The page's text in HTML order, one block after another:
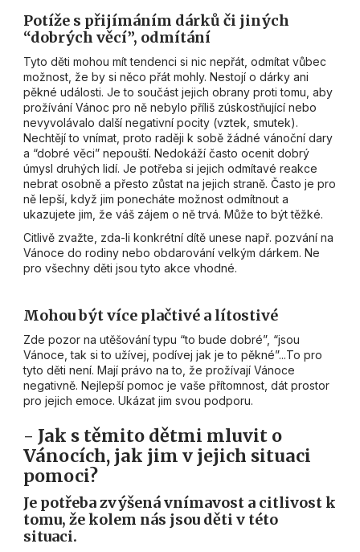
Potíže s přijímáním dárků či jiných
“dobrých věcí”, odmítání
Tyto děti mohou mít tendenci si nic nepřát, odmítat vůbec
možnost, že by si něco přát mohly. Nestojí o dárky ani
pěkné události. Je to součást jejich obrany proti tomu, aby
prožívání Vánoc pro ně nebylo příliš zúskostňující nebo
nevyvolávalo další negativní pocity (vztek, smutek).
Nechtějí to vnímat, proto raději k sobě žádné vánoční dary
a “dobré věci” nepouští. Nedokáží často ocenit dobrý
úmysl druhých lidí. Je potřeba si jejich odmítavé reakce
nebrat osobně a přesto zůstat na jejich straně. Často je pro
ně lepší, když jim ponecháte možnost odmítnout a
ukazujete jim, že váš zájem o ně trvá. Může to být těžké.
Citlivě zvažte, zda-li konkrétní dítě unese např. pozvání na
Vánoce do rodiny nebo obdarování velkým dárkem. Ne
pro všechny děti jsou tyto akce vhodné.
Mohou být více plačtivé a lítostivé
Zde pozor na utěšování typu “to bude dobré”, “jsou
Vánoce, tak si to užívej, podívej jak je to pěkné”...To pro
tyto děti není. Mají právo na to, že prožívají Vánoce
negativně. Nejlepší pomoc je vaše přítomnost, dát prostor
pro jejich emoce. Ukázat jim svou podporu.
- Jak s těmito dětmi mluvit o
Vánocích, jak jim v jejich situaci
pomoci?
Je potřeba zvýšená vnímavost a citlivost k
tomu, že kolem nás jsou děti v této
situaci.